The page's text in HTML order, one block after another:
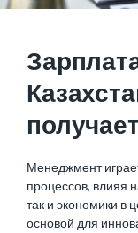
Менеджмент
процессов, влияя
так и экономики в
основой для